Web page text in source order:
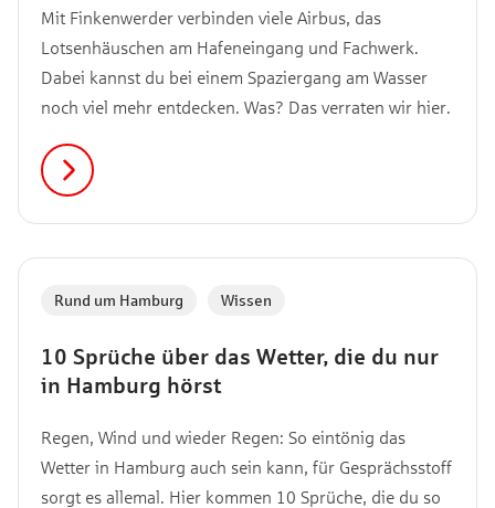
Mit Finkenwerder verbinden viele Airbus, das
Lotsenhäuschen am Hafeneingang und Fachwerk.
Dabei kannst du bei einem Spaziergang am Wasser
noch viel mehr entdecken. Was? Das verraten wir hier.
10 Sprüche über das Wetter, die du nur
in Hamburg hörst
Rund um Hamburg Wissen
Regen, Wind und wieder Regen: So eintönig das
Wetter in Hamburg auch sein kann, für Gesprächsstoff
sorgt es allemal. Hier kommen 10 Sprüche, die du so